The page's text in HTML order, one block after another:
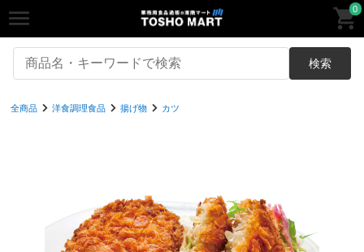
0
検索
全商品 洋食調理食品 揚げ物 カツ